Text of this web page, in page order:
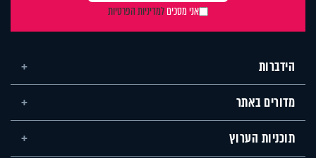
אני מסכיםלמדיניות הפרטיות
הידברות
מדורים באתר
תוכניות הערוץ